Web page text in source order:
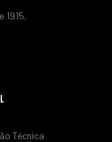
1915,
Técnica